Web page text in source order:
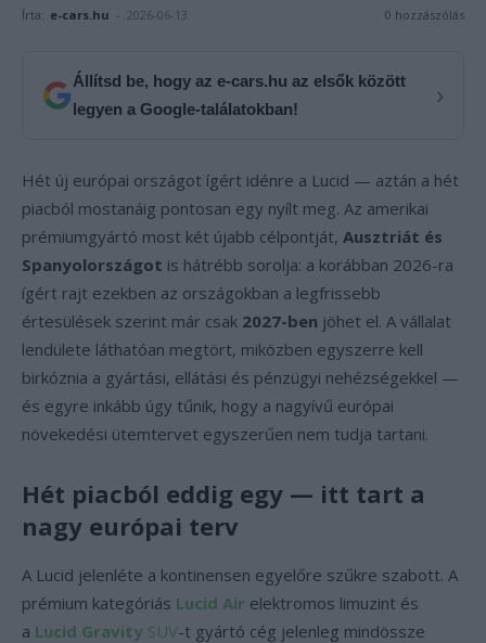
Írta: e-cars.hu - 2026-06-13 0 hozzászólás
Állítsd be, hogy az e-cars.hu az elsők között
legyen a Google-találatokban!
›
Hét új európai országot ígért idénre a Lucid — aztán a hét
piacból mostanáig pontosan egy nyílt meg. Az amerikai
prémiumgyártó most két újabb célpontját, Ausztriát és
Spanyolországot is hátrébb sorolja: a korábban 2026-ra
ígért rajt ezekben az országokban a legfrissebb
értesülések szerint már csak 2027-ben jöhet el. A vállalat
lendülete láthatóan megtört, miközben egyszerre kell
birkóznia a gyártási, ellátási és pénzügyi nehézségekkel —
és egyre inkább úgy tűnik, hogy a nagyívű európai
növekedési ütemtervet egyszerűen nem tudja tartani.
Hét piacból eddig egy — itt tart a
nagy európai terv
A Lucid jelenléte a kontinensen egyelőre szűkre szabott. A
prémium kategóriás Lucid Air elektromos limuzint és
a Lucid Gravity SUV-t gyártó cég jelenleg mindössze